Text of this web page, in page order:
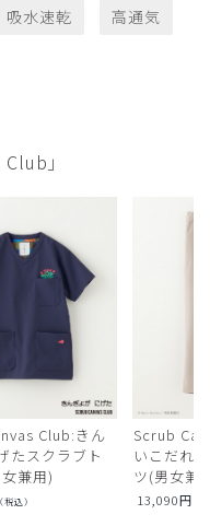
吸水速乾 高通気
」
Club:きん
たスクラブト
兼用)
（税込）
Scrub
いこだれ
ツ(男女兼
13,090円